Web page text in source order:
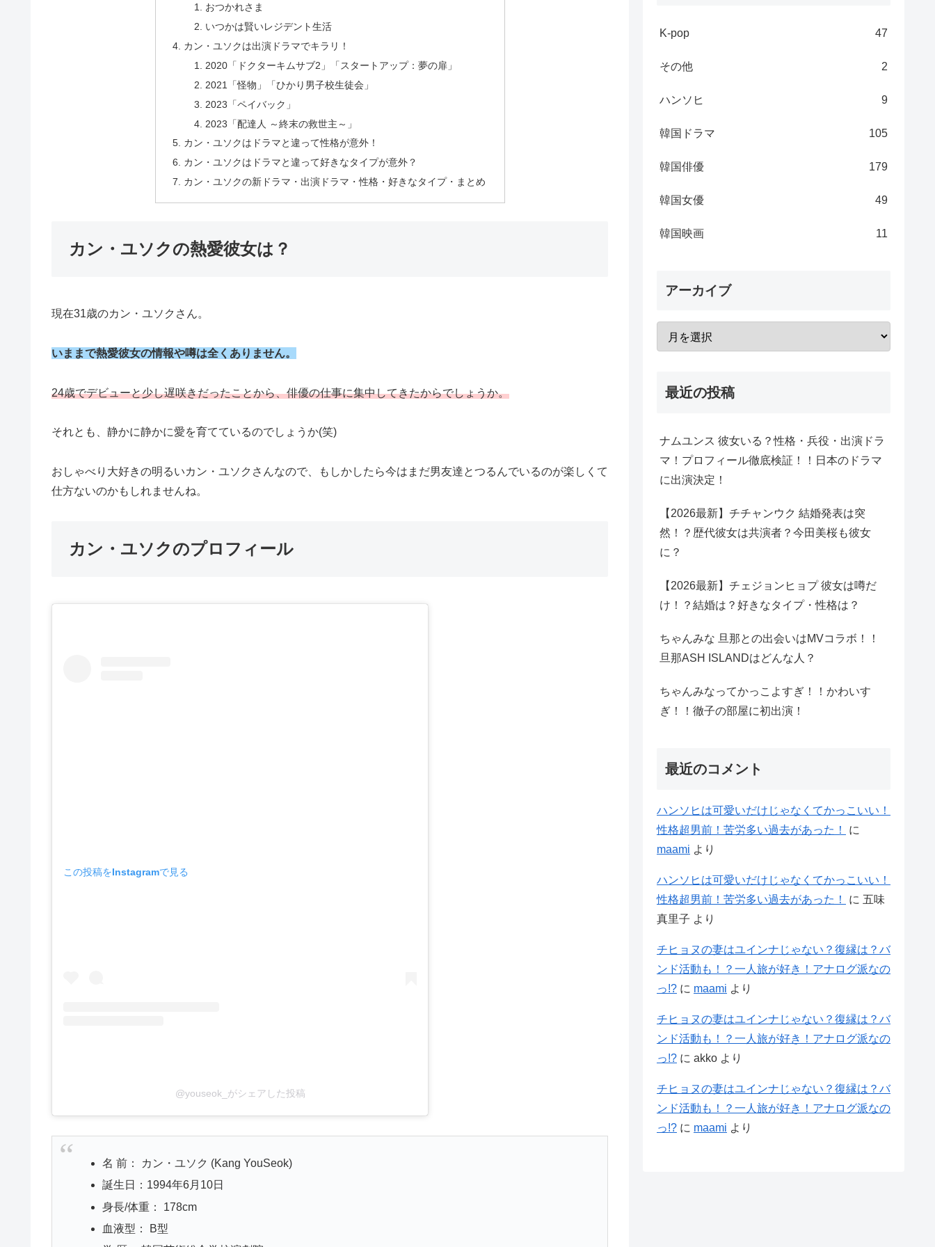
おつかれさま
いつかは賢いレジデント生活
カン・ユソクは出演ドラマでキラリ！
2020「ドクターキムサブ2」「スタートアップ：夢の扉」
2021「怪物」「ひかり男子校生徒会」
2023「ペイバック」
2023「配達人 ～終末の救世主～」
カン・ユソクはドラマと違って性格が意外！
カン・ユソクはドラマと違って好きなタイプが意外？
カン・ユソクの新ドラマ・出演ドラマ・性格・好きなタイプ・まとめ
カン・ユソクの熱愛彼女は？
現在31歳のカン・ユソクさん。
いままで熱愛彼女の情報や噂は全くありません。
24歳でデビューと少し遅咲きだったことから、俳優の仕事に集中してきたからでしょうか。
それとも、静かに静かに愛を育てているのでしょうか(笑)
おしゃべり大好きの明るいカン・ユソクさんなので、もしかしたら今はまだ男友達とつるんでいるのが楽しくて
仕方ないのかもしれませんね。
カン・ユソクのプロフィール
この投稿をInstagramで見る
@youseok_がシェアした投稿
名 前： カン・ユソク (Kang YouSeok)
誕生日：1994年6月10日
身長/体重： 178cm
血液型： B型
K-pop 47
その他 2
ハンソヒ 9
韓国ドラマ 105
韓国俳優 179
韓国女優 49
韓国映画 11
アーカイブ
最近の投稿
ナムユンス 彼女いる？性格・兵役・出演ドラ
マ！プロフィール徹底検証！！日本のドラマ
に出演決定！
【2026最新】チチャンウク 結婚発表は突
然！？歴代彼女は共演者？今田美桜も彼女
に？
【2026最新】チェジョンヒョプ 彼女は噂だ
け！？結婚は？好きなタイプ・性格は？
ちゃんみな 旦那との出会いはMVコラボ！！
旦那ASH ISLANDはどんな人？
ちゃんみなってかっこよすぎ！！かわいす
ぎ！！徹子の部屋に初出演！
最近のコメント
ハンソヒは可愛いだけじゃなくてかっこいい！
性格超男前！苦労多い過去があった！
に
maami より
ハンソヒは可愛いだけじゃなくてかっこいい！
性格超男前！苦労多い過去があった！
に 五味
真里子 より
チヒョヌの妻はユインナじゃない？復縁は？バ
ンド活動も！？一人旅が好き！アナログ派なの
っ!? に maami より
チヒョヌの妻はユインナじゃない？復縁は？バ
ンド活動も！？一人旅が好き！アナログ派なの
っ!? に akko より
チヒョヌの妻はユインナじゃない？復縁は？バ
ンド活動も！？一人旅が好き！アナログ派なの
っ!? に maami より